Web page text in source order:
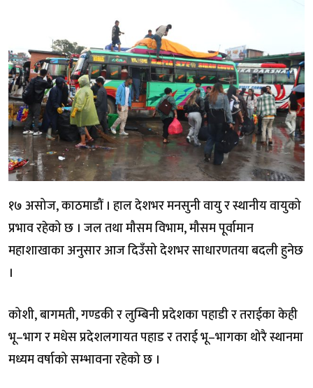
१७ असोज, काठमाडौं । हाल देशभर मनसुनी वायु र स्थानीय वायुको
प्रभाव रहेको छ । जल तथा मौसम विभाम, मौसम पूर्वामान
महाशाखाका अनुसार आज दिउँसो देशभर साधारणतया बदली हुनेछ
।
कोशी, बागमती, गण्डकी र लुम्बिनी प्रदेशका पहाडी र तराईका केही
भू–भाग र मधेस प्रदेशलगायत पहाड र तराई भू–भागका थोरै स्थानमा
मध्यम वर्षाको सम्भावना रहेको छ ।